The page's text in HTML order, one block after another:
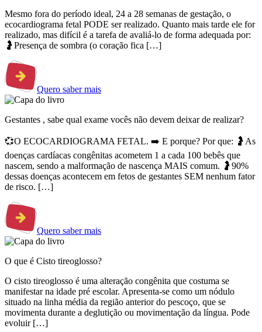
Mesmo fora do período ideal, 24 a 28 semanas de gestação, o
ecocardiograma fetal PODE ser realizado. Quanto mais tarde ele for
realizado, mas difícil é a tarefa de avaliá-lo de forma adequada por:
🤰Presença de sombra (o coração fica […]
Quero saber mais
Gestantes , sabe qual exame vocês não devem deixar de realizar?
💞O ECOCARDIOGRAMA FETAL. ➡️ E porque? Por que: 🤰As
doenças cardíacas congênitas acometem 1 a cada 100 bebês que
nascem, sendo a malformação de nascença MAIS comum. 🤰90%
dessas doenças acontecem em fetos de gestantes SEM nenhum fator
de risco. […]
Quero saber mais
O que é Cisto tireoglosso?
O cisto tireoglosso é uma alteração congênita que costuma se
manifestar na idade pré escolar. Apresenta-se como um nódulo
situado na linha média da região anterior do pescoço, que se
movimenta durante a deglutição ou movimentação da língua. Pode
evoluir […]